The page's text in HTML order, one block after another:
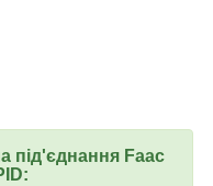
під'єднання Faac